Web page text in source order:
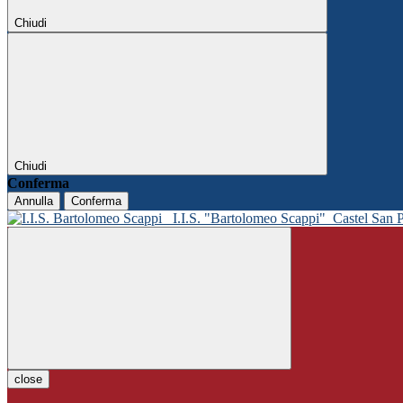
Chiudi
Chiudi
Conferma
Annulla Conferma
I.I.S. "Bartolomeo Scappi" Castel San
close